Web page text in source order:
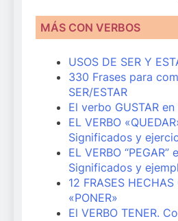
MÁS CON VERBOS
USOS DE SER Y
330 Frases para
SER/ESTAR
El verbo GUSTAR
EL VERBO
Significados y
EL VERBO “PEGAR”
Significados y
12 FRASES
«PONER»
El VERBO TENER.